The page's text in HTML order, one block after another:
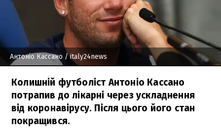
Антоніо Кассано / italy24news
Колишній футболіст Антоніо Кассано
потрапив до лікарні через ускладнення
від коронавірусу. Після цього його стан
покращився.